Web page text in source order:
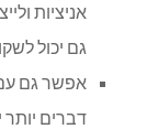
גם יכול
דברים יותר